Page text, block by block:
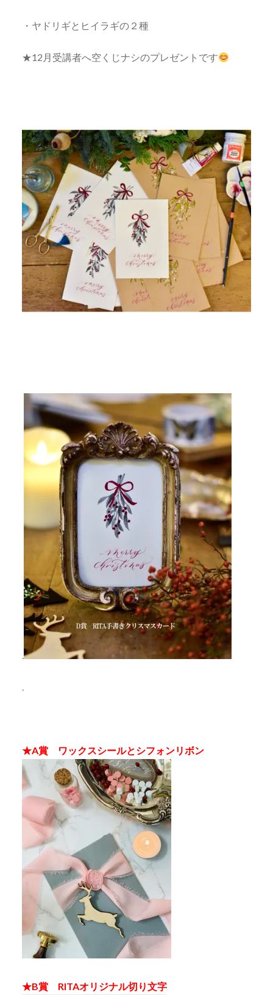
・ヤドリギとヒイラギの２種
★12月受講者へ空くじナシのプレゼントです
★A賞 ワックスシールとシフォンリボン
★B賞 RITAオリジナル切り文字